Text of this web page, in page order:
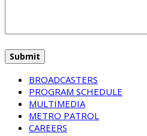
BROADCASTERS
PROGRAM SCHEDULE
MULTIMEDIA
METRO PATROL
CAREERS